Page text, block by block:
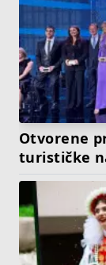
Otvorene
turističke